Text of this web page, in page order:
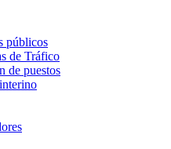
públicos
de Tráfico
de puestos